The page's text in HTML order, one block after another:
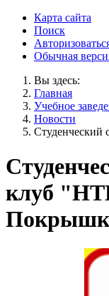
Карта сайта
Поиск
Обычная
Вы здесь:
Главная
Учебное
Новости
Студенческий
клуб